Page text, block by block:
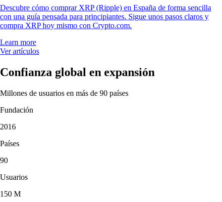
Descubre cómo comprar XRP (Ripple) en España de forma sencilla
con una guía pensada para principiantes. Sigue unos pasos claros y
compra XRP hoy mismo con Crypto.com.
Learn more
Ver artículos
Confianza global en expansión
Millones de usuarios en más de 90 países
Fundación
2016
Países
90
Usuarios
150 M